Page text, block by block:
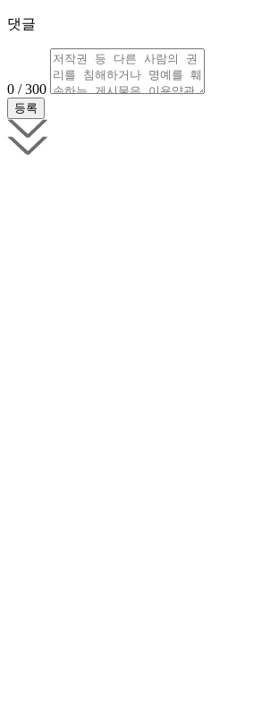
댓글
0 / 300